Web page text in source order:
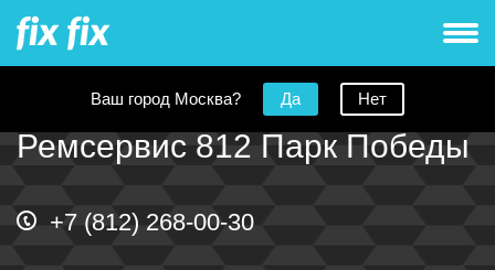
Ваш город Москва? Да Нет
Ремсервис 812 Парк Победы
+7 (812) 268-00-30